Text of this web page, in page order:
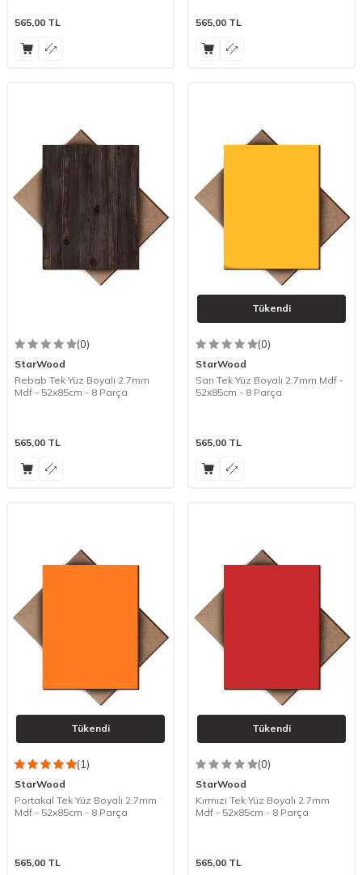
565,00 TL 565,00 TL
(0)
StarWood
Rebab Tek Yüz Boyalı 2.7mm
Mdf - 52x85cm - 8 Parça
565,00 TL
Tükendi
(0)
StarWood
Sarı Tek Yüz Boyalı 2.7mm Mdf -
52x85cm - 8 Parça
565,00 TL
Tükendi
(1)
StarWood
Portakal Tek Yüz Boyalı 2.7mm
Mdf - 52x85cm - 8 Parça
565,00 TL
Tükendi
(0)
StarWood
Kırmızı Tek Yüz Boyalı 2.7mm
Mdf - 52x85cm - 8 Parça
565,00 TL